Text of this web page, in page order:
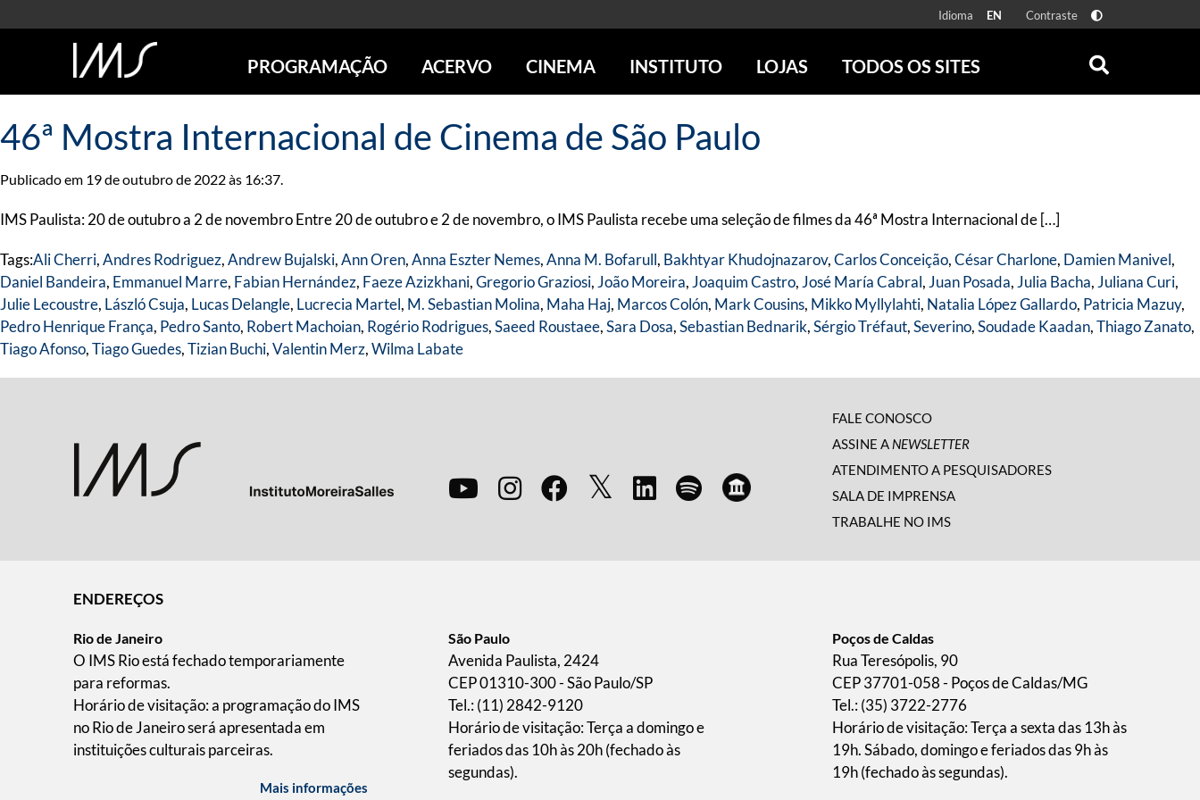
Idioma EN Contraste
PROGRAMAÇÃO
SÃO PAULO
POÇOS DE CALDAS
EM CARTAZ
FUTURAS
ANTERIORES
TOURS VIRTUAIS
VISITAS MEDIADAS
ACERVO
SOBRE O ACERVO
ARTE CONTEMPORÂNEA
BIBLIOTECA DE FOTOGRAFIA
DESTAQUES DE A a Z
PROGRAMA CONVIDA
POR DENTRO DO ACERVO
CINEMA
SÃO PAULO
BLOG DO CINEMA
COLEÇÃO DVD IMS
INSTITUTO
IMS PAULISTA
AÇÃO SOCIAL
EDUCAÇÃO
ESCOLA ESCUTA
PUBLICAÇÕES E DVDs
LOJAS TODOS OS SITES
TESTEMUNHA OCULAR
CLARICE LISPECTOR
SERROTE
VER TODOS
46ª Mostra Internacional de Cinema de São Paulo
Publicado em 19 de outubro de 2022 às 16:37.
IMS Paulista: 20 de outubro a 2 de novembro Entre 20 de outubro e 2 de novembro, o IMS Paulista recebe uma seleção de filmes da 46ª Mostra Internacional de […]
Tags:Ali Cherri,Andres Rodriguez,Andrew Bujalski,Ann Oren,Anna Eszter Nemes,Anna M. Bofarull, Bakhtyar Khudojnazarov,Carlos Conceição,César Charlone, Damien Manivel,
Daniel Bandeira, Emmanuel Marre, Fabian Hernández, Faeze Azizkhani,Gregorio Graziosi, João Moreira, Joaquim Castro, José María Cabral, Juan Posada, Julia Bacha, Juliana Curi,
Julie Lecoustre, László Csuja, Lucas Delangle, Lucrecia Martel, M. Sebastian Molina, Maha Haj, Marcos Colón, Mark Cousins, Mikko Myllylahti, Natalia López Gallardo, Patricia Mazuy,
Pedro Henrique França, Pedro Santo, Robert Machoian, Rogério Rodrigues,Saeed Roustaee,Sara Dosa,Sebastian Bednarik,Sérgio Tréfaut,Severino,Soudade Kaadan,Thiago Zanato,
Tiago Afonso,Tiago Guedes,Tizian Buchi,Valentin Merz,Wilma Labate
FALE CONOSCO
ASSINE A NEWSLETTER
ATENDIMENTO A PESQUISADORES
SALA DE IMPRENSA
TRABALHE NO IMS
ENDEREÇOS
Rio de Janeiro
O IMS Rio está fechado temporariamente
para reformas.
Horário de visitação: a programação do IMS
no Rio de Janeiro será apresentada em
instituições culturais parceiras.
Mais informações
São Paulo
Avenida Paulista, 2424
CEP 01310-300 - São Paulo/SP
Tel.: (11) 2842-9120
Horário de visitação: Terça a domingo e
feriados das 10h às 20h (fechado às
segundas).
Poços de Caldas
Rua Teresópolis, 90
CEP 37701-058 - Poços de Caldas/MG
Tel.: (35) 3722-2776
Horário de visitação: Terça a sexta das 13h às
19h. Sábado, domingo e feriados das 9h às
19h (fechado às segundas).